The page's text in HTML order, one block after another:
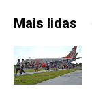
Mais lidas